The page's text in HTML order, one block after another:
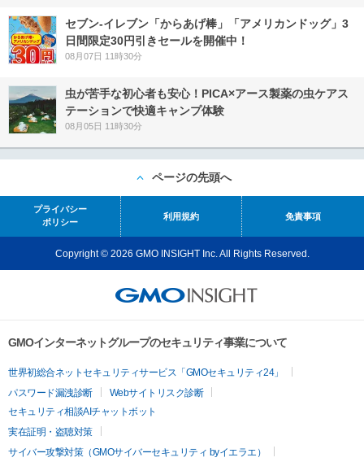
セブン‐イレブン「からあげ棒」「アメリカンドッグ」3
日間限定30円引きセールを開催中！
08月07日 11時30分
虫が苦手な初心者も安心！PICA×アース製薬の虫ケアス
テーションで快適キャンプ体験
08月05日 11時30分
ページの先頭へ
プライバシー
ポリシー
利用規約 免責事項
Copyright © 2026 GMO INSIGHT Inc. All Rights Reserved.
GMOインターネットグループのセキュリティ事業について
世界初総合ネットセキュリティサービス「GMOセキュリティ24」
パスワード漏洩診断
Webサイトリスク診断
セキュリティ相談AIチャットボット
実在証明・盗聴対策
サイバー攻撃対策（GMOサイバーセキュリティ byイエラエ）